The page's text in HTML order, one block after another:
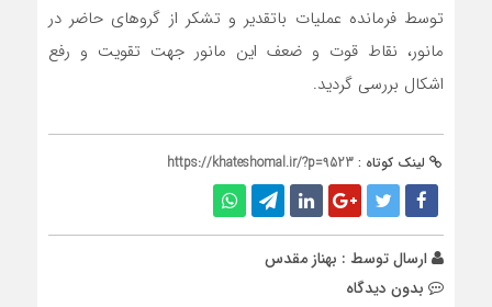
توسط فرمانده عملیات باتقدیر و تشکر از گروهای حاضر در
مانور، نقاط قوت و ضعف این مانور جهت تقویت و رفع
اشکال بررسی گردید.
لینک کوتاه : https://khateshomal.ir/?p=9523
ارسال توسط : بهناز مقدس
بدون دیدگاه